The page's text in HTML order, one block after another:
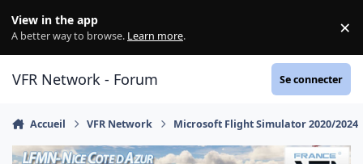
View in the app
A better way to browse. Learn more. ×
VFR Network - Forum Se connecter
Accueil VFR Network Microsoft Flight Simulator 2020/2024